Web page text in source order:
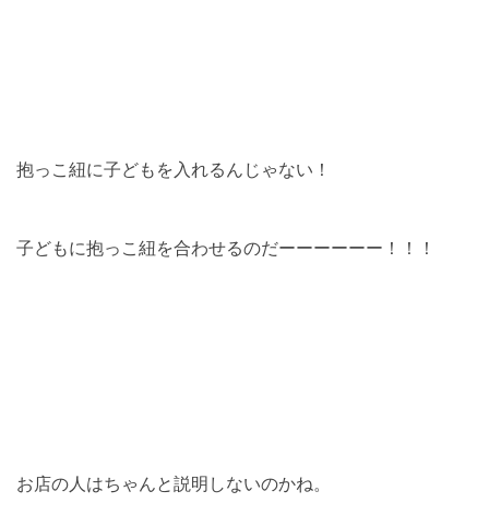
抱っこ紐に子どもを入れるんじゃない！
子どもに抱っこ紐を合わせるのだーーーーーー！！！
お店の人はちゃんと説明しないのかね。